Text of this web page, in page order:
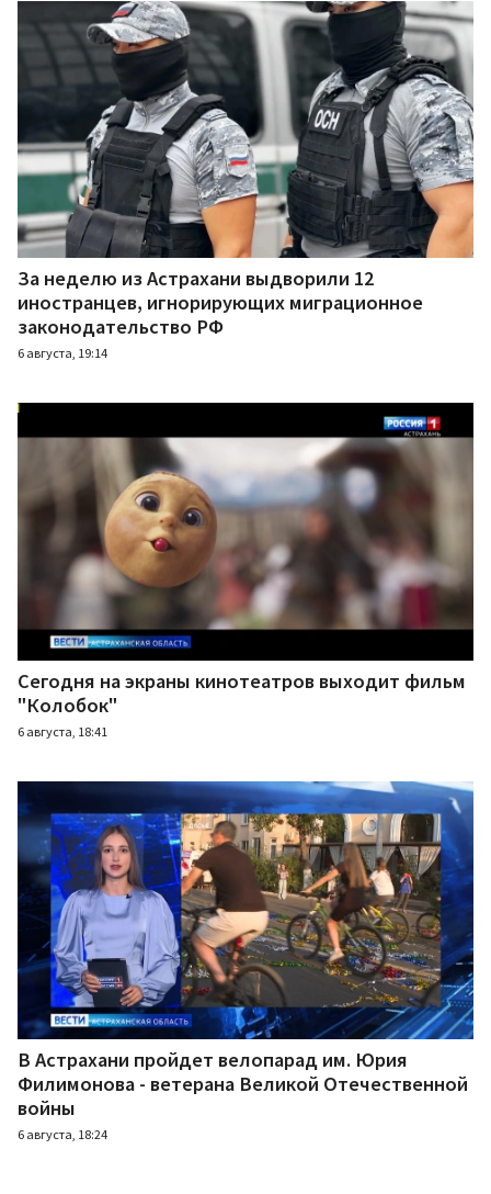
За неделю из Астрахани выдворили 12
иностранцев, игнорирующих миграционное
законодательство РФ
6 августа, 19:14
Сегодня на экраны кинотеатров выходит фильм
"Колобок"
6 августа, 18:41
В Астрахани пройдет велопарад им. Юрия
Филимонова - ветерана Великой Отечественной
войны
6 августа, 18:24